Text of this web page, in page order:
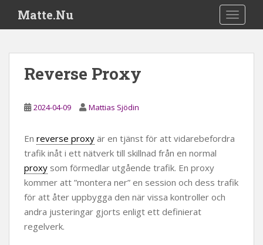
i
Matte.Nu
Reverse Proxy
2024-04-09 Mattias Sjödin
En reverse proxy är en tjänst för att vidarebefordra
trafik inåt i ett nätverk till skillnad från en normal
proxy som förmedlar utgående trafik. En proxy
kommer att ”montera ner” en session och dess trafik
för att åter uppbygga den när vissa kontroller och
andra justeringar gjorts enligt ett definierat
regelverk.